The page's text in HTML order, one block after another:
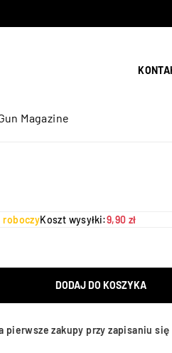
Magazine
roboczyKoszt wysyłki:9,90 zł
DODAJ DO KOSZYKA
pierwsze zakupy przy zapisaniu